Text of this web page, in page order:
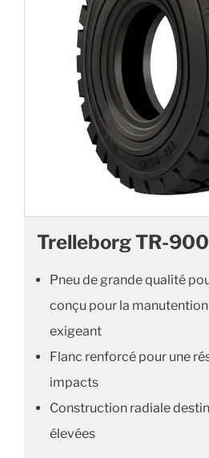
Trelleborg TR-900
Pneu de grande qualité
conçu pour la
exigeant
Flanc renforcé pour une
impacts
Construction radiale
élevées